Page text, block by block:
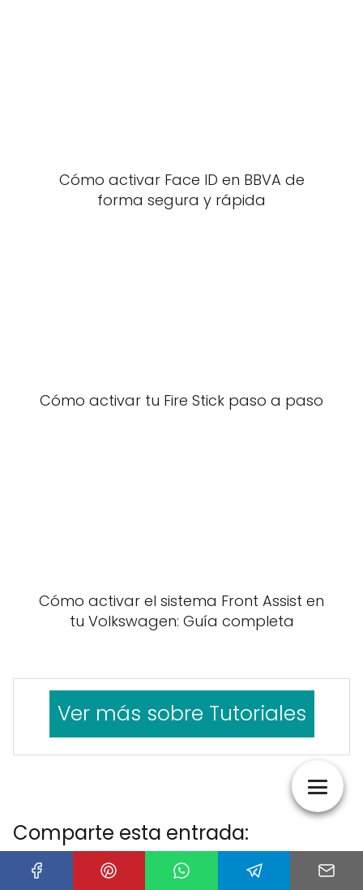
Cómo activar Face ID en BBVA de
forma segura y rápida
Cómo activar tu Fire Stick paso a paso
Cómo activar el sistema Front Assist en
tu Volkswagen: Guía completa
Ver más sobre Tutoriales
Comparte esta entrada:
CP C
L C
E